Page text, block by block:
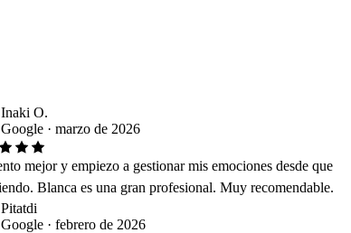
Inaki O.
Google · marzo de 2026
mejor y empiezo a gestionar mis emociones desde que
Blanca es una gran profesional. Muy recomendable.
Pitatdi
Google · febrero de 2026